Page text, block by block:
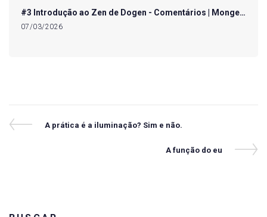
#3 Introdução ao Zen de Dogen - Comentários | Monge…
07/03/2026
Navegação
Previous
A prática é a iluminação? Sim e não.
Next
A função do eu